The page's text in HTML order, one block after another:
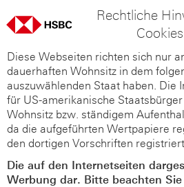
Rechtliche
Cookies
Diese Webseiten richten sich nur
dauerhaften Wohnsitz in dem
auszuwählenden Staat haben. Die
für US-amerikanische
Wohnsitz bzw. ständigem
da die aufgeführten Wertpapiere
den dortigen Vorschriften
Die auf den Internetseiten
Werbung dar. Bitte beachten